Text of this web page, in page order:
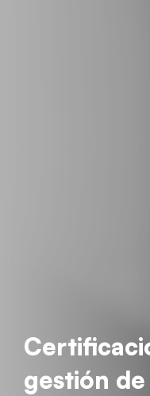
gestión